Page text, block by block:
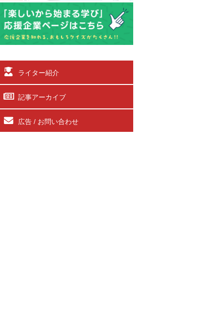
ライター紹介
記事アーカイブ
広告 / お問い合わせ